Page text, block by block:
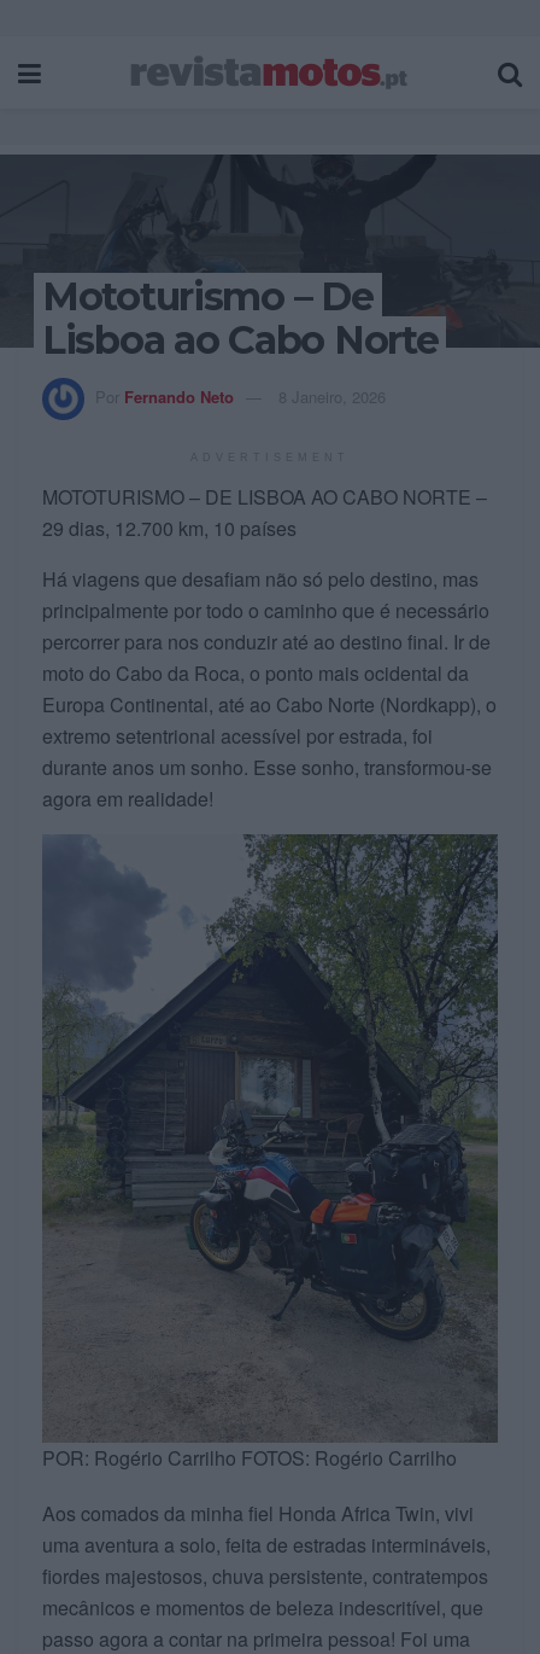
Mototurismo – De
Lisboa ao Cabo Norte
Por Fernando Neto 8 Janeiro, 2026
MOTOTURISMO – DE LISBOA AO CABO NORTE –
29 dias, 12.700 km, 10 países
Há viagens que desafiam não só pelo destino, mas
principalmente por todo o caminho que é necessário
percorrer para nos conduzir até ao destino final. Ir de
moto do Cabo da Roca, o ponto mais ocidental da
Europa Continental, até ao Cabo Norte (Nordkapp), o
extremo setentrional acessível por estrada, foi
durante anos um sonho. Esse sonho, transformou-se
agora em realidade!
POR: Rogério Carrilho FOTOS: Rogério Carrilho
Aos comados da minha fiel Honda Africa Twin, vivi
uma aventura a solo, feita de estradas intermináveis,
fiordes majestosos, chuva persistente, contratempos
mecânicos e momentos de beleza indescritível, que
passo agora a contar na primeira pessoa! Foi uma